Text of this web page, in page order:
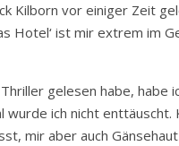
Kilborn vor einiger Zeit
Hotel‘ ist mir extrem im
gelesen habe, habe
ich nicht enttäuscht.
mir aber auch